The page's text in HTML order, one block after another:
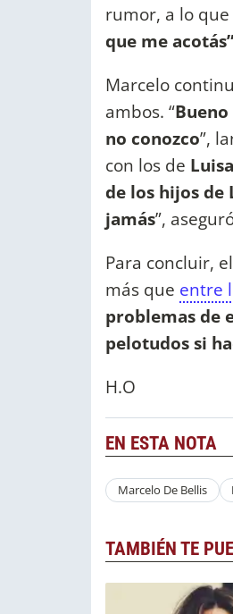
rumor, a lo
que me acotás”
Marcelo
ambos. “
no conozco”,
con los de
de los hijos de
jamás”,
Para concluir,
más que entre
problemas de
pelotudos si
H.O
EN ESTA NOTA
Marcelo De Bellis
TAMBIÉN TE